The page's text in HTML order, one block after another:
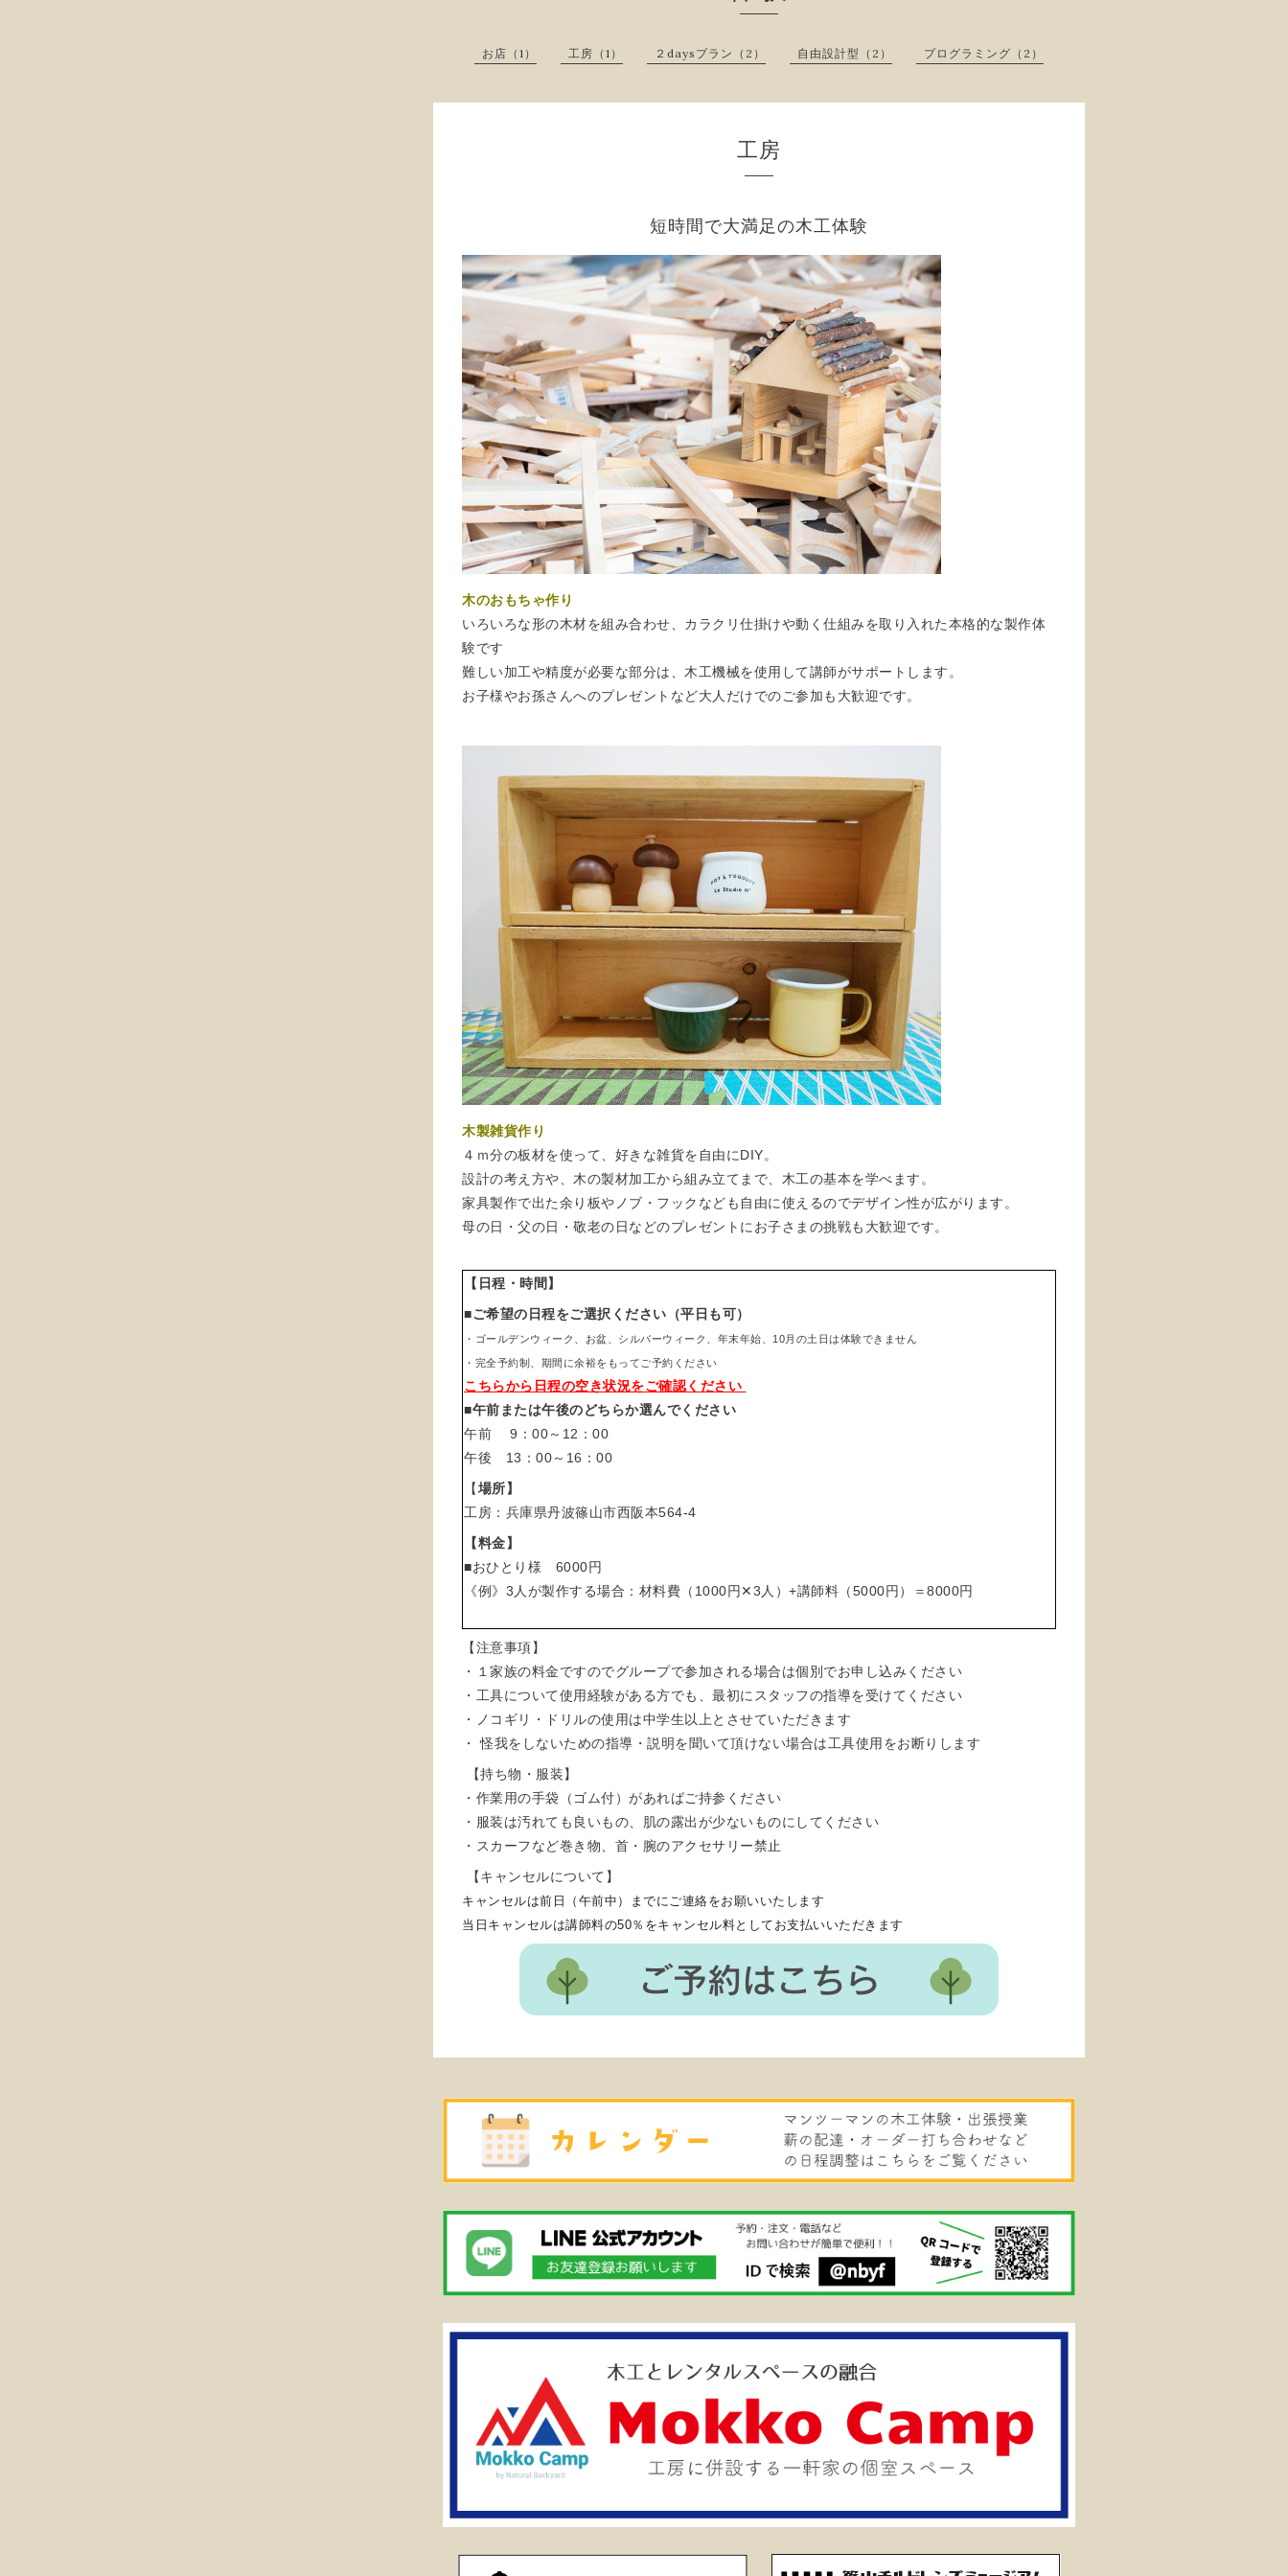
お店（1） 工房（1） ２daysプラン（2） 自由設計型（2） プログラミング（2）
工房
短時間で大満足の木工体験
木のおもちゃ作り
いろいろな形の木材を組み合わせ、カラクリ仕掛けや動く仕組みを取り入れた本格的な製作体
験です
難しい加工や精度が必要な部分は、木工機械を使用して講師がサポートします。
お子様やお孫さんへのプレゼントなど大人だけでのご参加も大歓迎です。
木製雑貨作り
４ｍ分の板材を使って、好きな雑貨を自由にDIY。
設計の考え方や、木の製材加工から組み立てまで、木工の基本を学べます。
家具製作で出た余り板やノブ・フックなども自由に使えるのでデザイン性が広がります。
母の日・父の日・敬老の日などのプレゼントにお子さまの挑戦も大歓迎です。
【日程・時間】
■ご希望の日程をご選択ください（平日も可）
・ゴールデンウィーク、お盆、シルバーウィーク、年末年始、10月の土日は体験できません
・完全予約制、期間に余裕をもってご予約ください
こちらから日程の空き状況をご確認ください
■午前または午後のどちらか選んでください
午前 9：00～12：00
午後 13：00～16：00
【場所】
工房：兵庫県丹波篠山市西阪本564-4
【料金】
■おひとり様 6000円
《例》3人が製作する場合：材料費（1000円✕3人）+講師料（5000円）＝8000円
【注意事項】
・１家族の料金ですのでグループで参加される場合は個別でお申し込みください
・工具について使用経験がある方でも、最初にスタッフの指導を受けてください
・ノコギリ・ドリルの使用は中学生以上とさせていただきます
・ 怪我をしないための指導・説明を聞いて頂けない場合は工具使用をお断りします
【持ち物・服装】
・作業用の手袋（ゴム付）があればご持参ください
・服装は汚れても良いもの、肌の露出が少ないものにしてください
・スカーフなど巻き物、首・腕のアクセサリー禁止
【キャンセルについて】
キャンセルは前日（午前中）までにご連絡をお願いいたします
当日キャンセルは講師料の50％をキャンセル料としてお支払いいただきます